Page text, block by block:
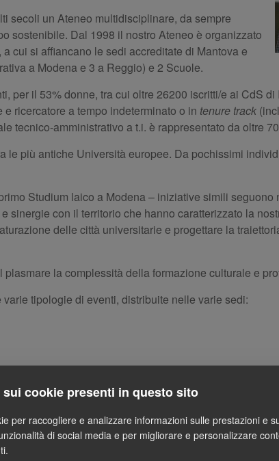
secoli un Ateneo multidisciplinare, da sempre
sostenibile. Dal 1998 il nostro Ateneo è organizzato
cui si affiancano le sedi accreditate di Mantova e
a Modena e 3 a Reggio) e 2 Scuole.
per il 53% donne, tra cui oltre 26200 iscritti/e ai CdS
ricercatore a tempo indeterminato o in tenure track
tecnico-amministrativo a t.i. è rappresentato da oltre
le più antiche Università europee. Da pochissimi
Studium laico a Modena – iniziative simili
con il territorio che hanno caratterizzato la
delle città universitarie e progettare la
la complessità della formazione culturale e
tipologie di eventi, distribuite nelle varie sedi:
cookie presenti in questo sito
per raccogliere e analizzare informazioni sulle prestazioni e
di social media e per migliorare e personalizzare